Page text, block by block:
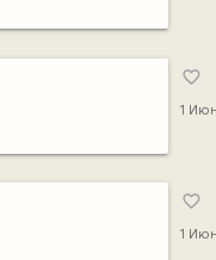
favorite_border
1
favorite_border
1